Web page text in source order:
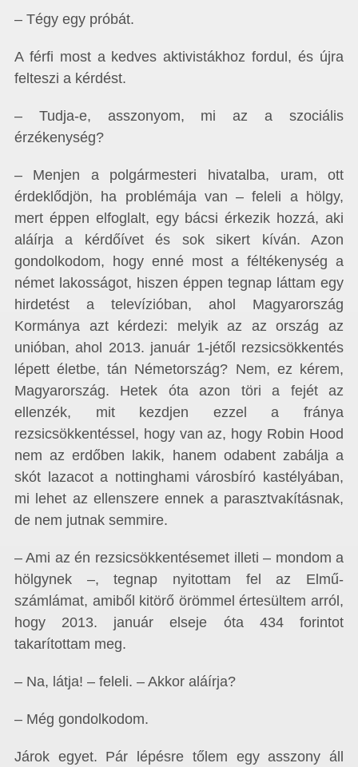
– Tégy egy próbát.
A férfi most a kedves aktivistákhoz fordul, és újra
felteszi a kérdést.
– Tudja-e, asszonyom, mi az a szociális
érzékenység?
– Menjen a polgármesteri hivatalba, uram, ott
érdeklődjön, ha problémája van – feleli a hölgy,
mert éppen elfoglalt, egy bácsi érkezik hozzá, aki
aláírja a kérdőívet és sok sikert kíván. Azon
gondolkodom, hogy enné most a féltékenység a
német lakosságot, hiszen éppen tegnap láttam egy
hirdetést a televízióban, ahol Magyarország
Kormánya azt kérdezi: melyik az az ország az
unióban, ahol 2013. január 1-jétől rezsicsökkentés
lépett életbe, tán Németország? Nem, ez kérem,
Magyarország. Hetek óta azon töri a fejét az
ellenzék, mit kezdjen ezzel a fránya
rezsicsökkentéssel, hogy van az, hogy Robin Hood
nem az erdőben lakik, hanem odabent zabálja a
skót lazacot a nottinghami városbíró kastélyában,
mi lehet az ellenszere ennek a parasztvakításnak,
de nem jutnak semmire.
– Ami az én rezsicsökkentésemet illeti – mondom a
hölgynek –, tegnap nyitottam fel az Elmű-
számlámat, amiből kitörő örömmel értesültem arról,
hogy 2013. január elseje óta 434 forintot
takarítottam meg.
– Na, látja! – feleli. – Akkor aláírja?
– Még gondolkodom.
Járok egyet. Pár lépésre tőlem egy asszony áll